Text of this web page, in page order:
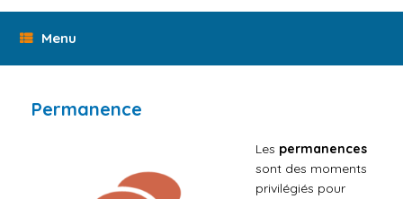
Menu
Permanence
Les permanences
sont des moments
privilégiés pour